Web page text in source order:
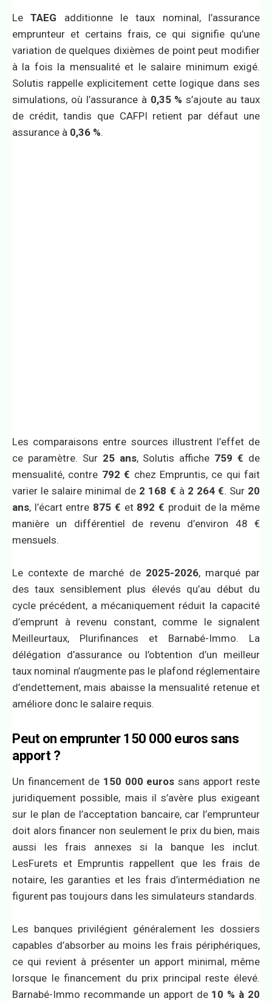
LeTAEG additionne le taux nominal, l’assurance
emprunteur et certains frais, ce qui signifie qu’une
variation de quelques dixièmes de point peut modifier
à la fois la mensualité et le salaire minimum exigé.
Solutis rappelle explicitement cette logique dans ses
simulations, où l’assurance à 0,35 % s’ajoute au taux
de crédit, tandis que CAFPI retient par défaut une
assurance à 0,36 %.
Les comparaisons entre sources illustrent l’effet de
ce paramètre. Sur 25 ans, Solutis affiche 759 € de
mensualité, contre 792 € chez Empruntis, ce qui fait
varier le salaire minimal de 2 168 € à 2 264 €. Sur 20
ans, l’écart entre 875 € et 892 € produit de la même
manière un différentiel de revenu d’environ 48 €
mensuels.
Le contexte de marché de 2025-2026, marqué par
des taux sensiblement plus élevés qu’au début du
cycle précédent, a mécaniquement réduit la capacité
d’emprunt à revenu constant, comme le signalent
Meilleurtaux, Plurifinances et Barnabé-Immo. La
délégation d’assurance ou l’obtention d’un meilleur
taux nominal n’augmente pas le plafond réglementaire
d’endettement, mais abaisse la mensualité retenue et
améliore donc le salaire requis.
Peut on emprunter 150 000 euros sans
apport ?
Un financement de 150 000 euros sans apport reste
juridiquement possible, mais il s’avère plus exigeant
sur le plan de l’acceptation bancaire, car l’emprunteur
doit alors financer non seulement le prix du bien, mais
aussi les frais annexes si la banque les inclut.
LesFurets et Empruntis rappellent que les frais de
notaire, les garanties et les frais d’intermédiation ne
figurent pas toujours dans les simulateurs standards.
Les banques privilégient généralement les dossiers
capables d’absorber au moins les frais périphériques,
ce qui revient à présenter un apport minimal, même
lorsque le financement du prix principal reste élevé.
Barnabé-Immo recommande un apport de 10 % à 20